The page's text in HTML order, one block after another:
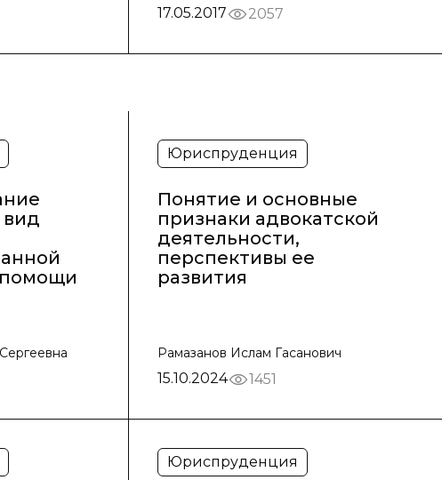
17.05.2017 2057
вид
Юриспруденция
Понятие и основные
признаки адвокатской
деятельности,
перспективы ее
развития
Рамазанов Ислам Гасанович
15.10.2024 1451
Юриспруденция